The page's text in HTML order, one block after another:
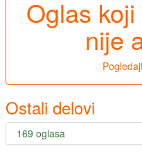
Oglas
nije
Ostali delovi
169 oglasa